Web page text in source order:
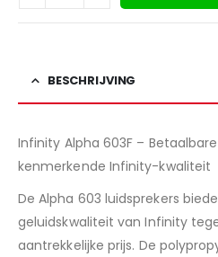
BESCHRIJVING
Infinity Alpha 603F –
kenmerkende Infinity-kwaliteit
De Alpha 603 luidsprekers
geluidskwaliteit van Infinity
aantrekkelijke prijs. De